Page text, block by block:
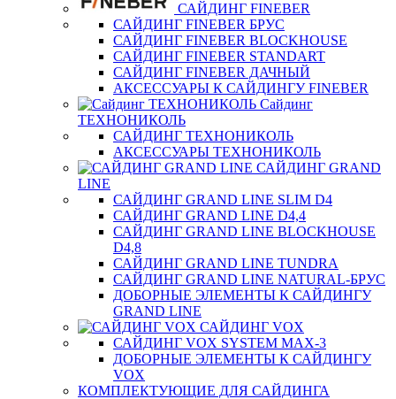
САЙДИНГ FINEBER
САЙДИНГ FINEBER БРУС
САЙДИНГ FINEBER BLOCKHOUSE
САЙДИНГ FINEBER STANDART
САЙДИНГ FINEBER ДАЧНЫЙ
АКСЕССУАРЫ К САЙДИНГУ FINEBER
Сайдинг
ТЕХНОНИКОЛЬ
САЙДИНГ ТЕХНОНИКОЛЬ
АКСЕССУАРЫ ТЕХНОНИКОЛЬ
САЙДИНГ GRAND
LINE
САЙДИНГ GRAND LINE SLIM D4
САЙДИНГ GRAND LINE D4,4
САЙДИНГ GRAND LINE BLOCKHOUSE
D4,8
САЙДИНГ GRAND LINE TUNDRA
САЙДИНГ GRAND LINE NATURAL-БРУС
ДОБОРНЫЕ ЭЛЕМЕНТЫ К САЙДИНГУ
GRAND LINE
САЙДИНГ VOX
САЙДИНГ VOX SYSTEM MAX-3
ДОБОРНЫЕ ЭЛЕМЕНТЫ К САЙДИНГУ
VOX
КОМПЛЕКТУЮЩИЕ ДЛЯ САЙДИНГА